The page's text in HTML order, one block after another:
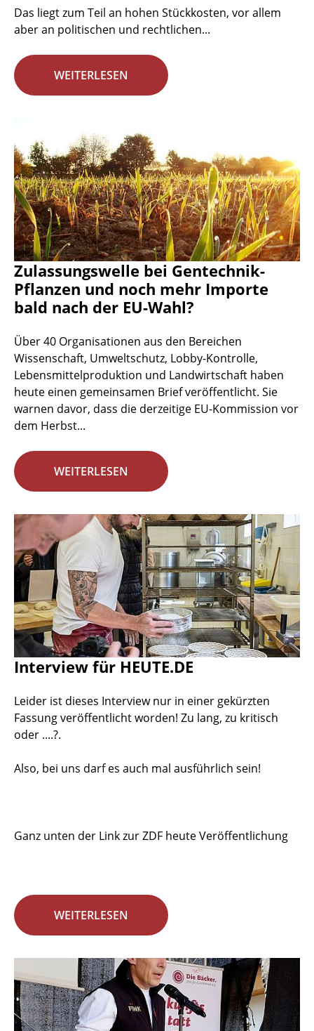
Das liegt zum Teil an hohen Stückkosten, vor allem
aber an politischen und rechtlichen...
WEITERLESEN
Zulassungswelle bei Gentechnik-
Pflanzen und noch mehr Importe
bald nach der EU-Wahl?
Über 40 Organisationen aus den Bereichen
Wissenschaft, Umweltschutz, Lobby-Kontrolle,
Lebensmittelproduktion und Landwirtschaft haben
heute einen gemeinsamen Brief veröffentlicht. Sie
warnen davor, dass die derzeitige EU-Kommission vor
dem Herbst...
WEITERLESEN
Interview für HEUTE.DE
Leider ist dieses Interview nur in einer gekürzten
Fassung veröffentlicht worden! Zu lang, zu kritisch
oder ....?.
Also, bei uns darf es auch mal ausführlich sein!
Ganz unten der Link zur ZDF heute Veröffentlichung
WEITERLESEN